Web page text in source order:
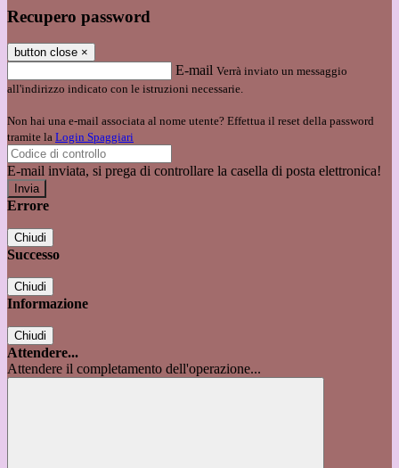
Recupero password
button close ×
E-mail Verrà inviato un messaggio
all'indirizzo indicato con le istruzioni necessarie.
Non hai una e-mail associata al nome utente? Effettua il reset della password
tramite la Login Spaggiari
E-mail inviata, si prega di controllare la casella di posta elettronica!
Errore
Chiudi
Successo
Chiudi
Informazione
Chiudi
Attendere...
Attendere il completamento dell'operazione...